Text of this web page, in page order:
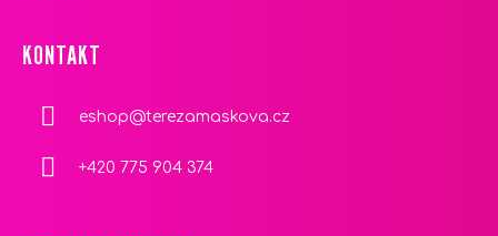
KONTAKT
eshop@terezamaskova.cz
+420 775 904 374